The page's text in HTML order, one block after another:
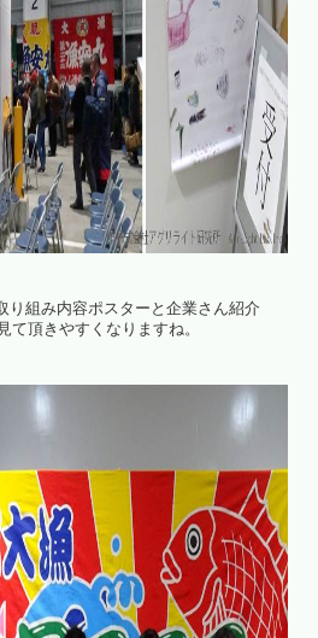
り組み内容ポスターと企業さん紹介
て頂きやすくなりますね。